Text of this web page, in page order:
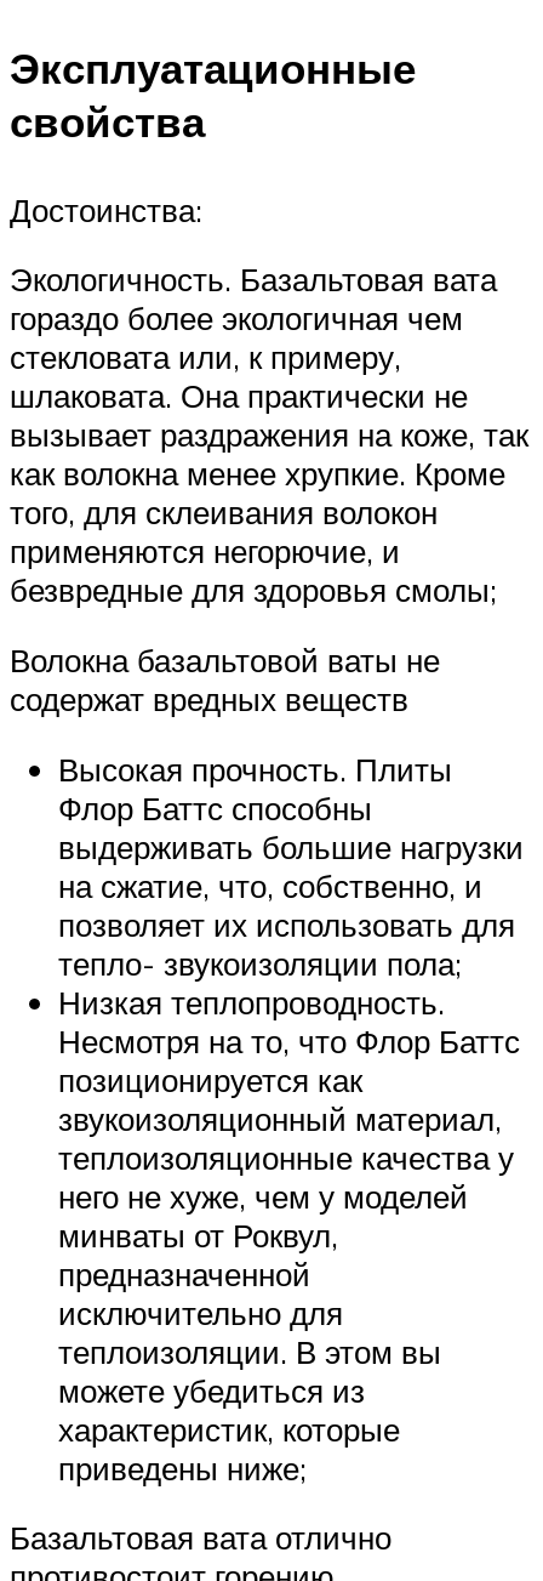
Эксплуатационные
свойства
Достоинства:
Экологичность. Базальтовая вата
гораздо более экологичная чем
стекловата или, к примеру,
шлаковата. Она практически не
вызывает раздражения на коже, так
как волокна менее хрупкие. Кроме
того, для склеивания волокон
применяются негорючие, и
безвредные для здоровья смолы;
Волокна базальтовой ваты не
содержат вредных веществ
Высокая прочность. Плиты
Флор Баттс способны
выдерживать большие нагрузки
на сжатие, что, собственно, и
позволяет их использовать для
тепло- звукоизоляции пола;
Низкая теплопроводность.
Несмотря на то, что Флор Баттс
позиционируется как
звукоизоляционный материал,
теплоизоляционные качества у
него не хуже, чем у моделей
минваты от Роквул,
предназначенной
исключительно для
теплоизоляции. В этом вы
можете убедиться из
характеристик, которые
приведены ниже;
Базальтовая вата отлично